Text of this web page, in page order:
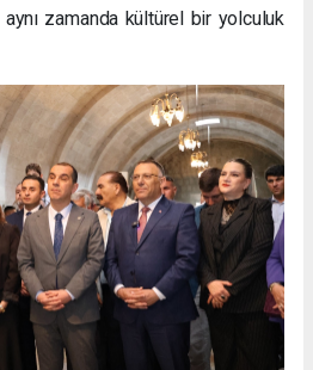
zamanda kültürel bir yolculuk